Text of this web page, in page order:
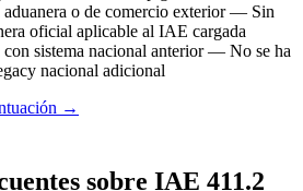
o de comercio exterior— Sin
oficial aplicable al IAE cargada
sistema nacional anterior— No se ha
nacional adicional
→
sobre IAE 411.2